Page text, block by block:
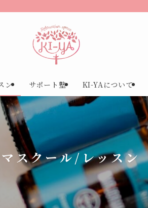
ン サポート塾 KI-YAについて
スクール/レッスン